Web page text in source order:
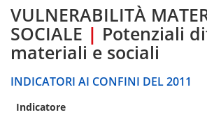
VULNERABILITÀ
SOCIALE | Potenziali
materiali e sociali
INDICATORI AI CONFINI DEL 2011
Indicatore